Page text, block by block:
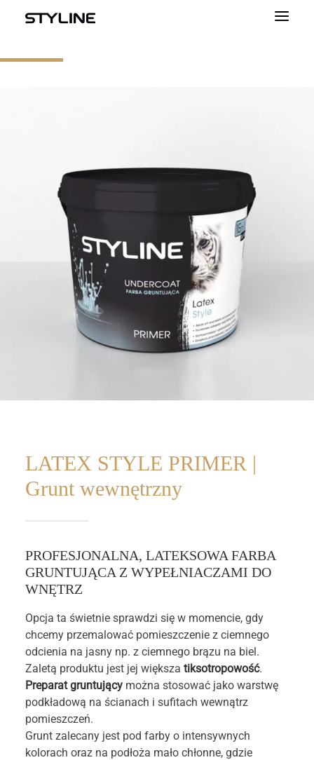
O NAS
KALKULATOR
DLA WYKONAWCÓW
KONTAKT
DLA PROFESJONALISTÓW
STYLIN
LATEX STYLE PRIMER |
Grunt wewnętrzny
PROFESJONALNA, LATEKSOWA FARBA
GRUNTUJĄCA Z WYPEŁNIACZAMI DO
WNĘTRZ
Opcja ta świetnie sprawdzi się w momencie, gdy
chcemy przemalować pomieszczenie z ciemnego
odcienia na jasny np. z ciemnego brązu na biel.
Zaletą produktu jest jej większa tiksotropowość.
Preparat gruntujący można stosować jako warstwę
podkładową na ścianach i sufitach wewnątrz
pomieszczeń.
Grunt zalecany jest pod farby o intensywnych
kolorach oraz na podłoża mało chłonne, gdzie